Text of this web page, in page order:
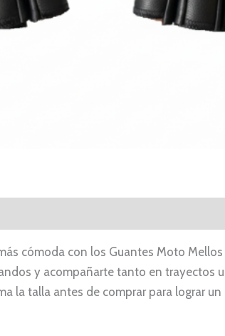
cómoda con los Guantes Moto
y acompañarte tanto en trayectos
la talla antes de comprar para lograr